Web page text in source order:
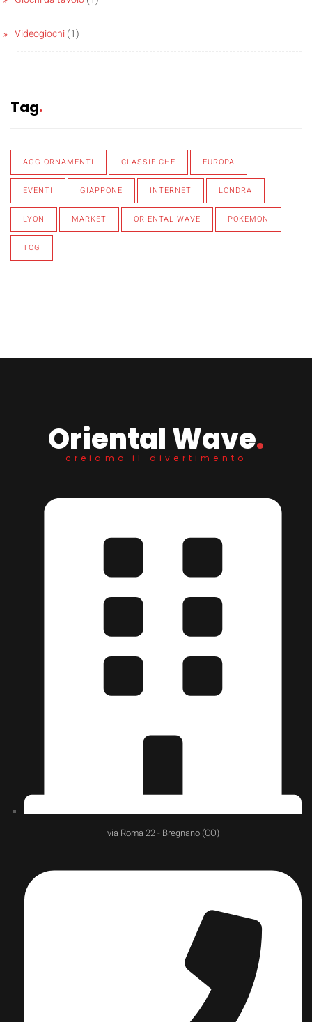
Videogiochi(1)
Tag
AGGIORNAMENTI CLASSIFICHE EUROPA
EVENTI GIAPPONE INTERNET LONDRA
LYON MARKET ORIENTAL WAVE POKEMON
TCG
Oriental Wave.
creiamo il divertimento
via Roma 22 - Bregnano (CO)